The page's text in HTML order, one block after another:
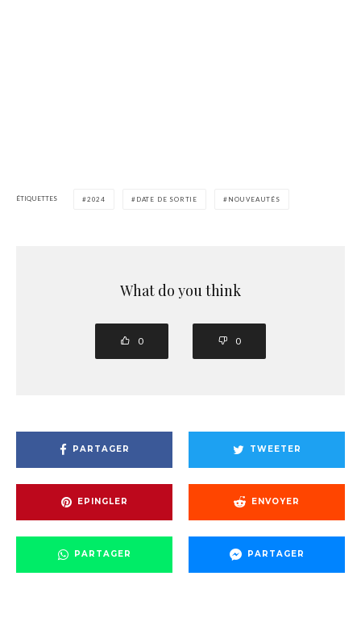
ÉTIQUETTES 2024 DATE DE SORTIE NOUVEAUTÉS
What do you think
0 0
PARTAGER TWEETER
EPINGLER ENVOYER
PARTAGER PARTAGER